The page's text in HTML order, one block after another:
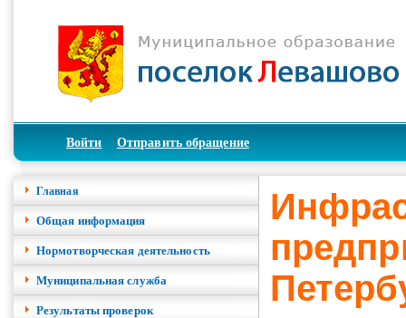
Войти Отправить обращение
Главная
Общая информация
Нормотворческая деятельность
Муниципальная служба
Результаты проверок